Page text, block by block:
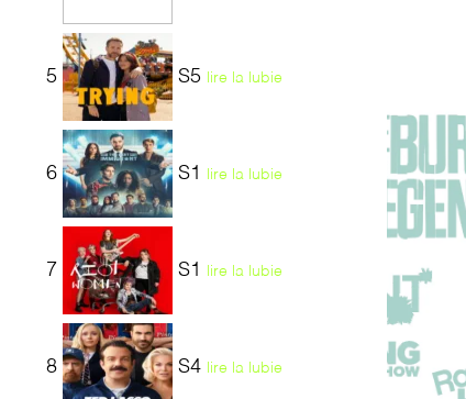
5 S5 lire la lubie
6 S1 lire la lubie
7 S1 lire la lubie
8 S4 lire la lubie